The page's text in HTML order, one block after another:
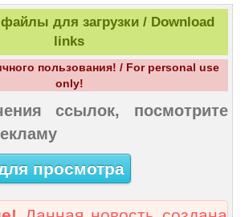
для загрузки / Download
links
пользования! / For personal use
only!
ссылок, посмотрите
просмотра